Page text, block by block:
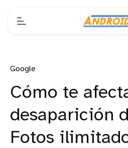
Google
Cómo te
desaparición
Fotos